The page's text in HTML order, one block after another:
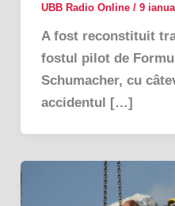
UBB Radio Online / 9
A fost reconstituit
fostul pilot de
Schumacher, cu
accidentul […]